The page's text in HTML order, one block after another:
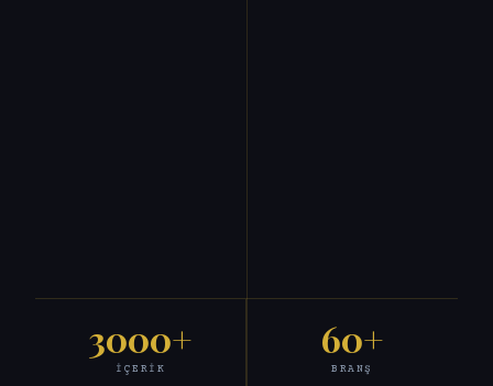
3000+
İÇERIK
60+
BRANŞ